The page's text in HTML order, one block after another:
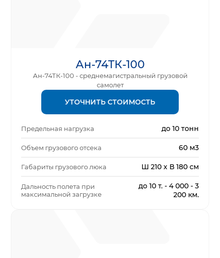
Ан-74ТК-100
Ан-74ТК-100 - среднемагистральный грузовой
самолет
УТОЧНИТЬ СТОИМОСТЬ
Предельная нагрузка до 10 тонн
Объем грузового отсека 60 м3
Габариты грузового люка Ш 210 х В 180 см
Дальность полета при
максимальной загрузке
до 10 т. - 4 000 - 3
200 км.